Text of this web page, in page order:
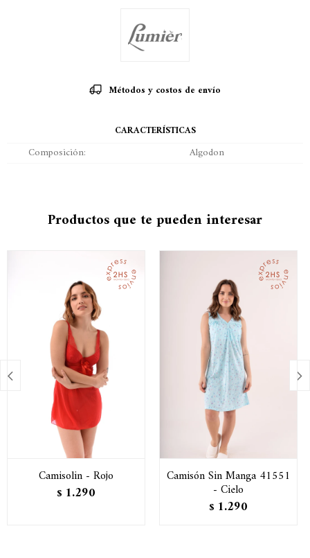
Métodos y costos de envío
CARACTERÍSTICAS
Composición Algodon
Productos que te pueden interesar
Camisolin - Rojo
$ 1.290
Camisón Sin Manga 41551
- Cielo
$ 1.290
 